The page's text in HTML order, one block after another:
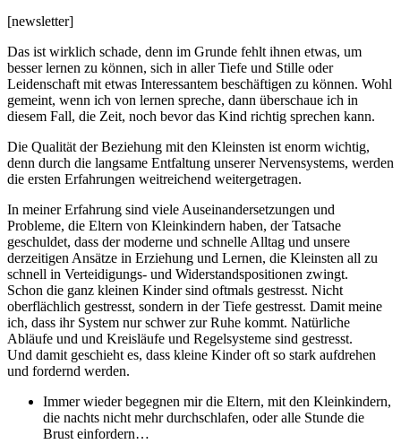
[newsletter]
Das ist wirklich schade, denn im Grunde fehlt ihnen etwas, um
besser lernen zu können, sich in aller Tiefe und Stille oder
Leidenschaft mit etwas Interessantem beschäftigen zu können. Wohl
gemeint, wenn ich von lernen spreche, dann überschaue ich in
diesem Fall, die Zeit, noch bevor das Kind richtig sprechen kann.
Die Qualität der Beziehung mit den Kleinsten ist enorm wichtig,
denn durch die langsame Entfaltung unserer Nervensystems, werden
die ersten Erfahrungen weitreichend weitergetragen.
In meiner Erfahrung sind viele Auseinandersetzungen und
Probleme, die Eltern von Kleinkindern haben, der Tatsache
geschuldet, dass der moderne und schnelle Alltag und unsere
derzeitigen Ansätze in Erziehung und Lernen, die Kleinsten all zu
schnell in Verteidigungs- und Widerstandspositionen zwingt.
Schon die ganz kleinen Kinder sind oftmals gestresst. Nicht
oberflächlich gestresst, sondern in der Tiefe gestresst. Damit meine
ich, dass ihr System nur schwer zur Ruhe kommt. Natürliche
Abläufe und und Kreisläufe und Regelsysteme sind gestresst.
Und damit geschieht es, dass kleine Kinder oft so stark aufdrehen
und fordernd werden.
Immer wieder begegnen mir die Eltern, mit den Kleinkindern,
die nachts nicht mehr durchschlafen, oder alle Stunde die
Brust einfordern…